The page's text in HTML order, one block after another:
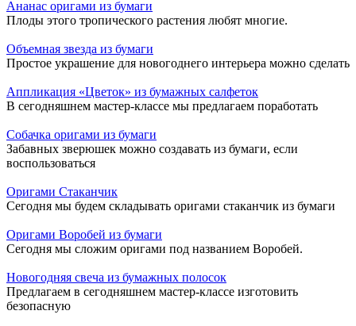
Ананас оригами из бумаги
Плоды этого тропического растения любят многие.
Объемная звезда из бумаги
Простое украшение для новогоднего интерьера можно сделать
Аппликация «Цветок» из бумажных салфеток
В сегодняшнем мастер-классе мы предлагаем поработать
Собачка оригами из бумаги
Забавных зверюшек можно создавать из бумаги, если
воспользоваться
Оригами Стаканчик
Сегодня мы будем складывать оригами стаканчик из бумаги
Оригами Воробей из бумаги
Сегодня мы сложим оригами под названием Воробей.
Новогодняя свеча из бумажных полосок
Предлагаем в сегодняшнем мастер-классе изготовить
безопасную